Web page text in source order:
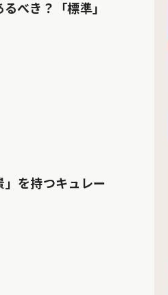
べき？「標準」
を持つキュレー